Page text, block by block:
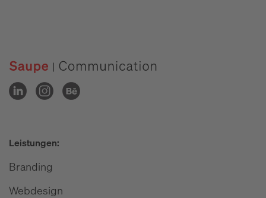
Leistungen:
Branding
Webdesign